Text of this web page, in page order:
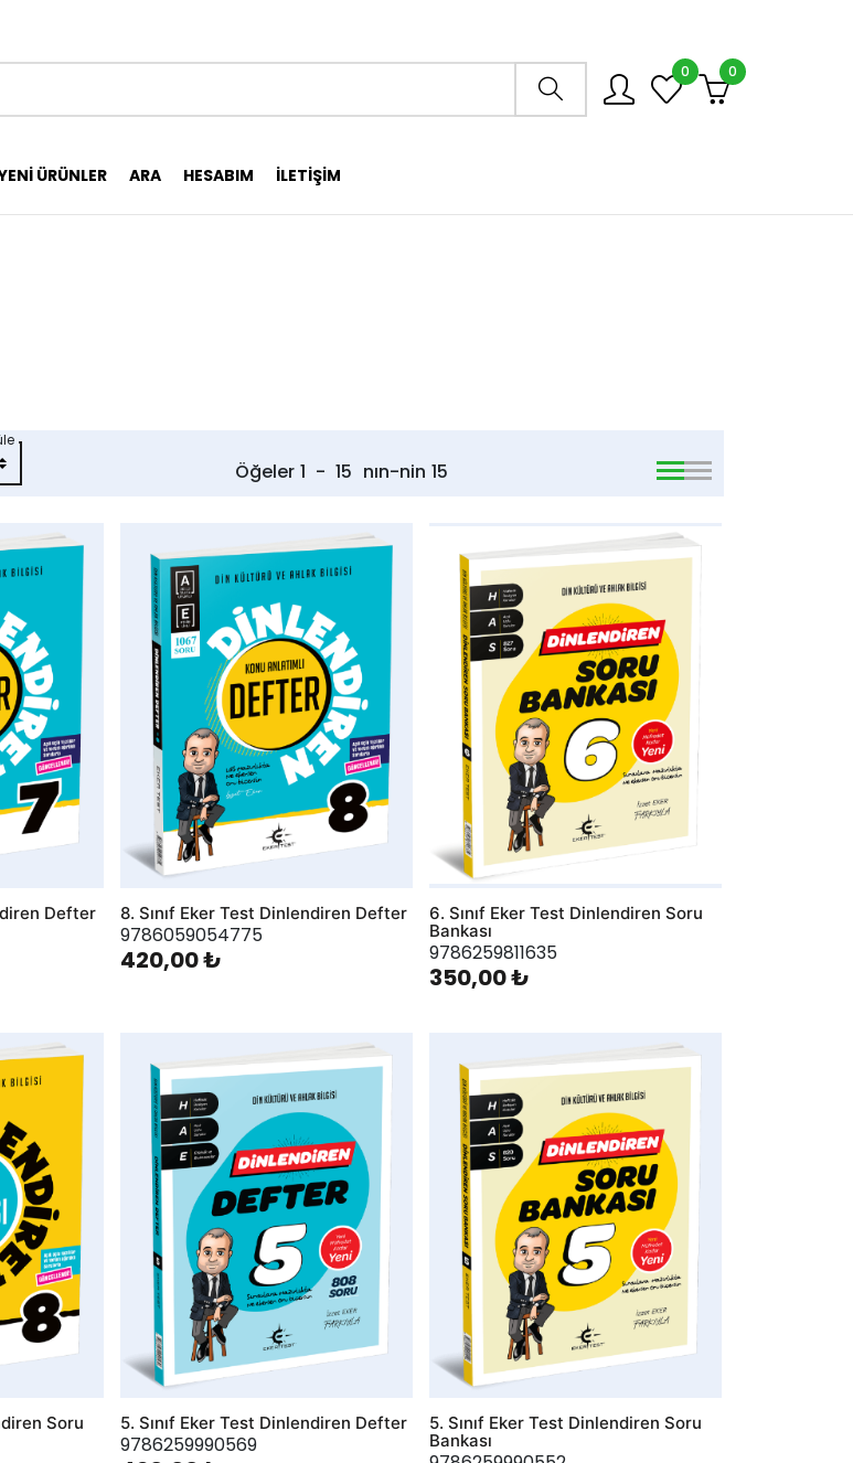
Arama mağazası
0 0
ÜRÜNLER ARA HESABIM İLETIŞIM
Öğeler 1 - 15 nın-nin 15
Defter
AddToWishlist
8. Sınıf Eker Test Dinlendiren Defter
9786059054775
420,00 ₺
AddToWishlist
6. Sınıf Eker Test Dinlendiren Soru
Bankası
9786259811635
350,00 ₺
Soru
AddToWishlist
5. Sınıf Eker Test Dinlendiren Defter
9786259990569
AddToWishlist
5. Sınıf Eker Test Dinlendiren Soru
Bankası